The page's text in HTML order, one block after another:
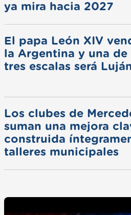
ya mira hacia 2027
El papa León XIV
la Argentina y una de
tres escalas será
Los clubes de
suman una mejora
construida
talleres municipales